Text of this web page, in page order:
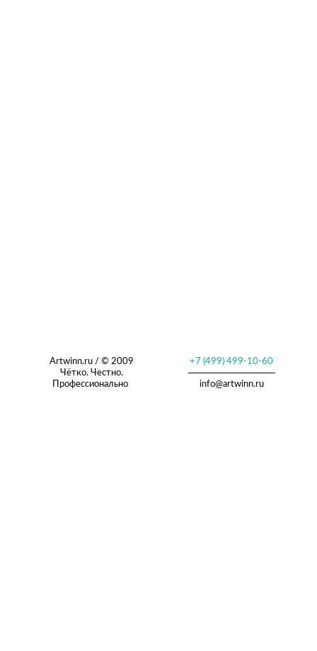
+7 (499) 499-10-60
info@artwinn.ru
Artwinn.ru / © 2009
Чётко. Честно.
Профессионально